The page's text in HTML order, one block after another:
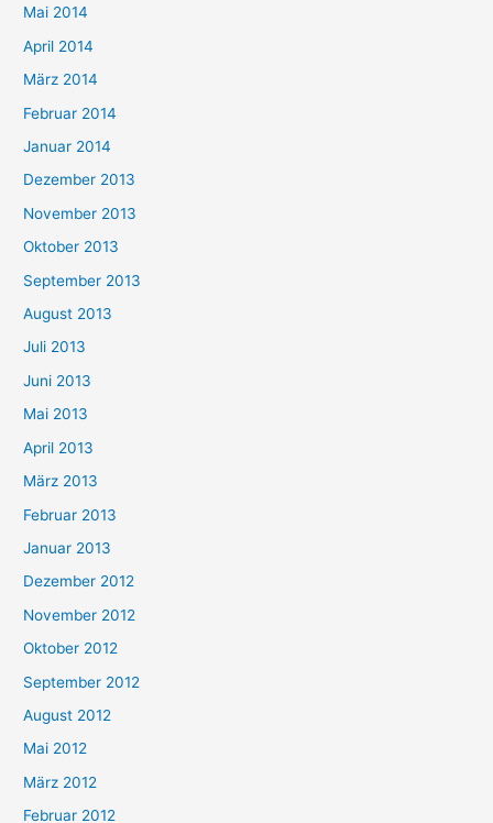
Mai 2014
April 2014
März 2014
Februar 2014
Januar 2014
Dezember 2013
November 2013
Oktober 2013
September 2013
August 2013
Juli 2013
Juni 2013
Mai 2013
April 2013
März 2013
Februar 2013
Januar 2013
Dezember 2012
November 2012
Oktober 2012
September 2012
August 2012
Mai 2012
März 2012
Februar 2012